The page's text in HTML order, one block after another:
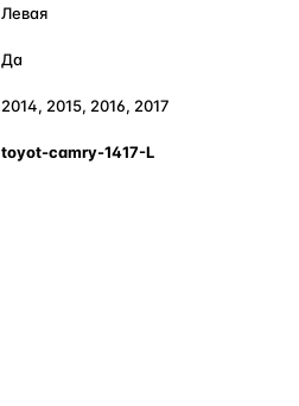
Левая
Да
2014, 2015, 2016, 2017
toyot-camry-1417-L